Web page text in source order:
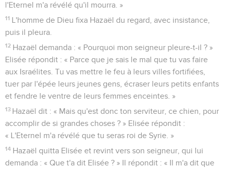
l'Eternel m'a révélé qu'il mourra. »
11 L'homme de Dieu fixa Hazaël du regard, avec insistance,
puis il pleura.
12 Hazaël demanda : « Pourquoi mon seigneur pleure-t-il ? »
Elisée répondit : « Parce que je sais le mal que tu vas faire
aux Israélites. Tu vas mettre le feu à leurs villes fortifiées,
tuer par l'épée leurs jeunes gens, écraser leurs petits enfants
et fendre le ventre de leurs femmes enceintes. »
13 Hazaël dit : « Mais qu'est donc ton serviteur, ce chien, pour
accomplir de si grandes choses ? » Elisée répondit :
« L'Eternel m'a révélé que tu seras roi de Syrie. »
14 Hazaël quitta Elisée et revint vers son seigneur, qui lui
demanda : « Que t'a dit Elisée ? » Il répondit : « Il m'a dit que